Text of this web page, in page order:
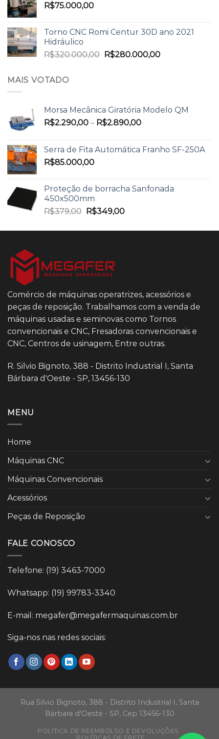
R$75.000,00
Torno CNC Romi Centur 30D ano 2021
Hidráulico
R$320.000,00 R$280.000,00
MAIS VOTADO
Morsa Mecânica Giratória Modelo QM
R$2.290,00 – R$2.890,00
Serra de Fita Automática Franho SF-250A
R$85.000,00
Proteção de borracha Sanfonada
450x500mm
R$379,00 R$349,00
Comércio de máquinas operatrizes, acessórios e
peças de reposição. Trabalhamos com a venda de
máquinas usadas e seminovas como Tornos
convencionais e CNC, Fresadoras convencionais e
CNC, Centros de usinagem, Entre outras.
R. Silvio Bignoto, 388 - Distrito Industrial I, Santa
Bárbara d'Oeste - SP, 13456-130
MENU
Home
Máquinas CNC
Máquinas Convencionais
Acessórios
Peças de Reposição
FALE CONOSCO
Telefone: (19) 3463-7000
Whatsapp: (19) 99783-3340
E-mail: megafer@megafermaquinas.com.br
Siga-nos nas redes sociais:
Rua Silvio Bignoto, 388 - Distrito Industrial I, Santa
Bárbara d'Oeste - SP, Cep 13456-130
POLÍTICA DE REEMBOLSO E DEVOLUÇÕES